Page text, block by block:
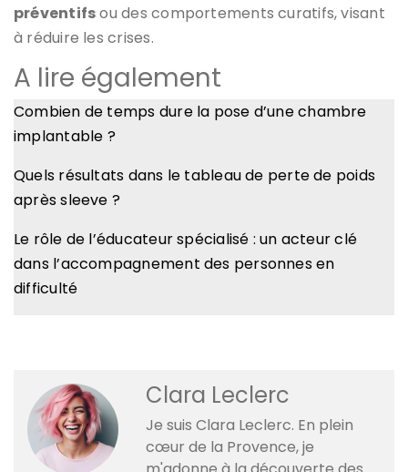
préventifsou des comportements curatifs, visant
à réduire les crises.
A lire également
Combien de temps dure la pose d’une chambre
implantable ?
Quels résultats dans le tableau de perte de poids
après sleeve ?
Le rôle de l’éducateur spécialisé : un acteur clé
dans l’accompagnement des personnes en
difficulté
Clara Leclerc
Je suis Clara Leclerc. En plein
cœur de la Provence, je